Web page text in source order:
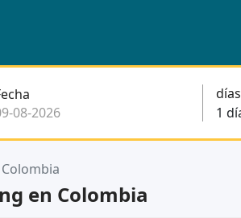
días
Colombia
en Colombia